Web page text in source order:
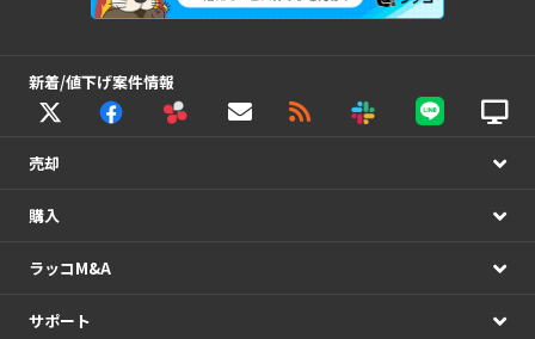
新着/値下げ案件情報
売却
購入
ラッコM&A
サポート